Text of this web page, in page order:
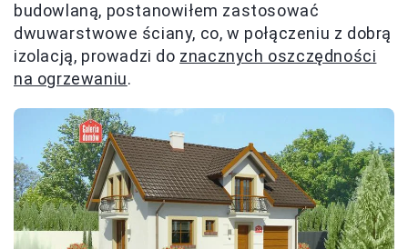
budowlaną, postanowiłem zastosować
dwuwarstwowe ściany, co, w połączeniu z dobrą
izolacją, prowadzi do znacznych oszczędności
na ogrzewaniu.